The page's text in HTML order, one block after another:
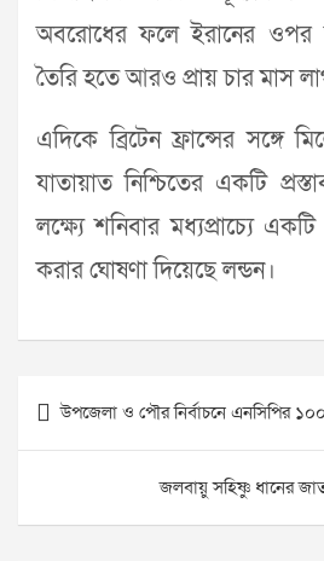
অবরোধের ফলে ইরানের ওপর
তৈরি হতে আরও প্রায় চার মাস
এদিকে ব্রিটেন ফ্রান্সের সঙ্গে
যাতায়াত নিশ্চিতের একটি
লক্ষ্যে শনিবার মধ্যপ্রাচ্যে
করার ঘোষণা দিয়েছে লন্ডন।
Post
navigation
উপজেলা ও পৌর নির্বাচনে এনসিপির ১০০
জলবায়ু সহিষ্ণু ধানের